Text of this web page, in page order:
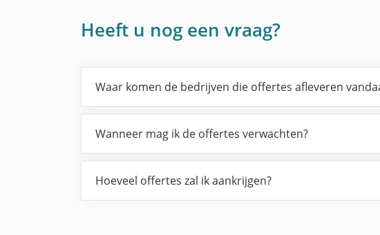
Heeft u nog een vraag?
Waar komen de bedrijven die offertes afleveren
Wanneer mag ik de offertes verwachten?
Hoeveel offertes zal ik aankrijgen?